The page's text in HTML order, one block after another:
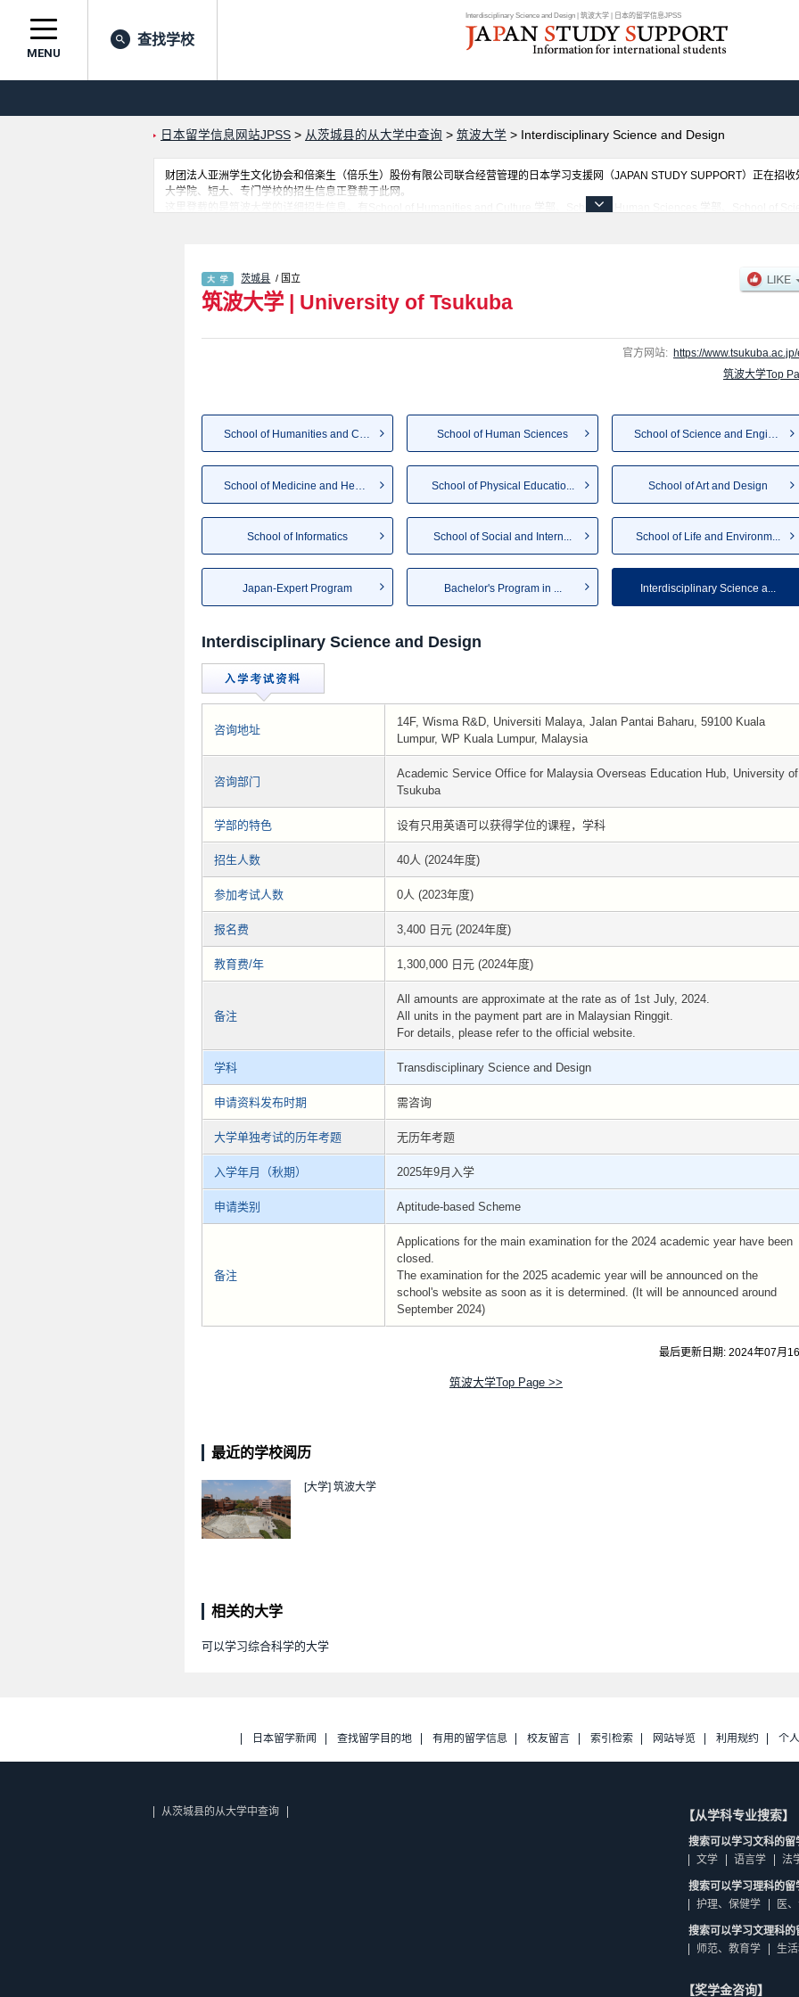
Interdisciplinary Science and Design | 筑波大学 | 日本的留学信息JPSS
MENU
查找学校
日本留学信息网站JPSS > 从茨城县的从大学中查询 > 筑波大学 > Interdisciplinary Science and Design
财团法人亚洲学生文化协会和倍楽生（倍乐生）股份有限公司联合经营管理的日本学习支援网（JAPAN STUDY SUPPORT）正在招
大学院、短大、专门学校的招生信息正登载于此网。
这里登载的是筑波大学的详细招生信息。有School of Humanities and Culture 学部、School of Human Sciences 学部、School of
茨城县 / 国立
筑波大学 | University of Tsukuba
官方网站: https://
筑波大学Top
School of Humanities and Cu... School of Human Sciences School of Science and Engin...
School of Physical Educatio... School of Art and Design
School of Informatics School of Social and Intern... School of Life and Environm...
Japan-Expert Program Bachelor's Program in ... Interdisciplinary Science a...
Interdisciplinary Science and Design
咨询地址
14F, Wisma R&D, Universiti Malaya, Jalan Pantai Baharu, 59100 Kuala
Lumpur, WP Kuala Lumpur, Malaysia
咨询部门
Academic Service Office for Malaysia Overseas Education Hub, University of
Tsukuba
学部的特色 设有只用英语可以获得学位的课程，学科
招生人数 40人 (2024年度)
参加考试人数 0人 (2023年度)
报名费 3,400 日元 (2024年度)
教育费/年 1,300,000 日元 (2024年度)
备注
All amounts are approximate at the rate as of 1st July, 2024.
All units in the payment part are in Malaysian Ringgit.
For details, please refer to the official website.
学科 Transdisciplinary Science and Design
申请资料发布时期 需咨询
大学单独考试的历年考题 无历年考题
入学年月（秋期） 2025年9月入学
申请类别 Aptitude-based Scheme
备注
Applications for the main examination for the 2024 academic year have been
closed.
The examination for the 2025 academic year will be announced on the
school's website as soon as it is determined. (It will be announced around
September 2024)
最后更新日期: 2024年07月
筑波大学Top Page >>
最近的学校阅历
[大学] 筑波大学
相关的大学
可以学习综合科学的大学
日本留学新闻 查找留学目的地 有用的留学信息 校友留言 索引检索 网站导览 利用规约 个
从茨城县的从大学中查询 【从学科专业搜索】
搜索可以学习文科的留
文学
语言学 法
搜索可以学习理科的留
护理、保健学
医
搜索可以学习文理科的
师范、教育学
生
【奖学金咨询】